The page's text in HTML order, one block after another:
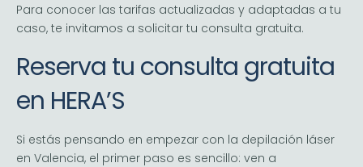
Para conocer las tarifas actualizadas y adaptadas a tu
caso, te invitamos a solicitar tu consulta gratuita.
Reserva tu consulta gratuita
en HERA’S
Si estás pensando en empezar con la depilación láser
en Valencia, el primer paso es sencillo: ven a